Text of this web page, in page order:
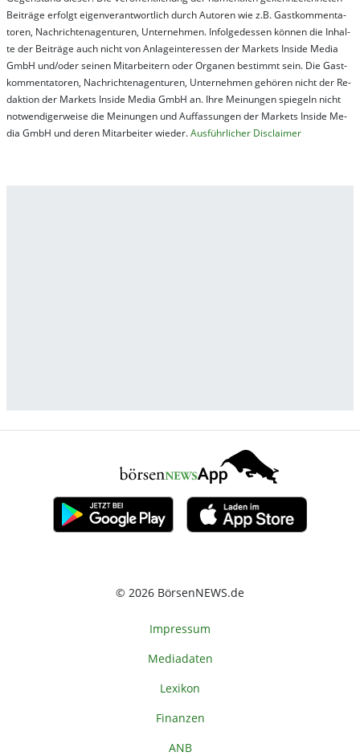
Bei­trä­ge er­folgt ei­gen­ver­ant­wort­lich durch Au­tor­en wie z.B. Gast­kom­men­ta­
tor­en, Nach­richt­en­ag­en­tur­en, Un­ter­neh­men. In­fol­ge­des­sen kön­nen die In­hal­
te der Bei­trä­ge auch nicht von An­la­ge­in­te­res­sen der Mar­kets In­side Me­dia
GmbH und/oder sei­nen Mit­ar­bei­tern oder Or­ga­nen be­stim­mt sein. Die Gast­
kom­men­ta­tor­en, Nach­rich­ten­ag­en­tur­en, Un­ter­neh­men ge­hör­en nicht der Re­
dak­tion der Mar­kets In­side Me­dia GmbH an. Ihre Mei­nung­en spie­geln nicht
not­wen­di­ger­wei­se die Mei­nung­en und Auf­fas­sung­en der Mar­kets In­side Me­
dia GmbH und de­ren Mit­ar­bei­ter wie­der.Aus­führ­lich­er Dis­clai­mer
© 2026 BörsenNEWS.de
Impressum
Mediadaten
Lexikon
Finanzen
ANB